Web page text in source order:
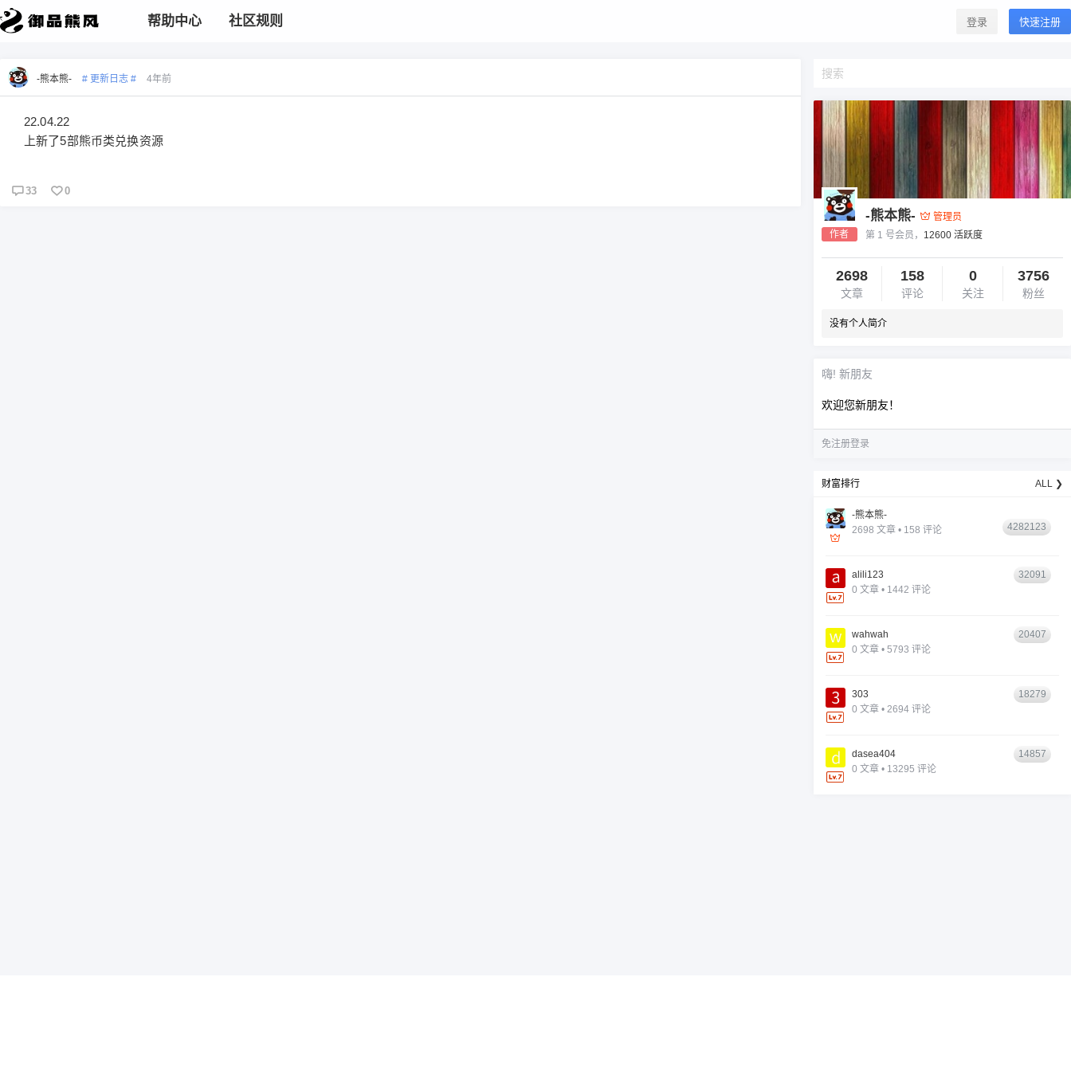
帮助中心 社区规则 登录 快速注册
-熊本熊- # 更新日志 # 4年前
22.04.22
上新了5部熊币类兑换资源
33 0
作者
-熊本熊-
管理员
第 1 号会员， 12600 活跃度
2698
文章
158
评论
0
关注
3756
粉丝
没有个人简介
嗨! 新朋友
欢迎您新朋友！
免注册登录
财富排行 ALL ❯
-熊本熊-
2698 文章 • 158 评论
4282123
alili123
0 文章 • 1442 评论
32091
wahwah
0 文章 • 5793 评论
20407
303
0 文章 • 2694 评论
18279
dasea404
0 文章 • 13295 评论
14857